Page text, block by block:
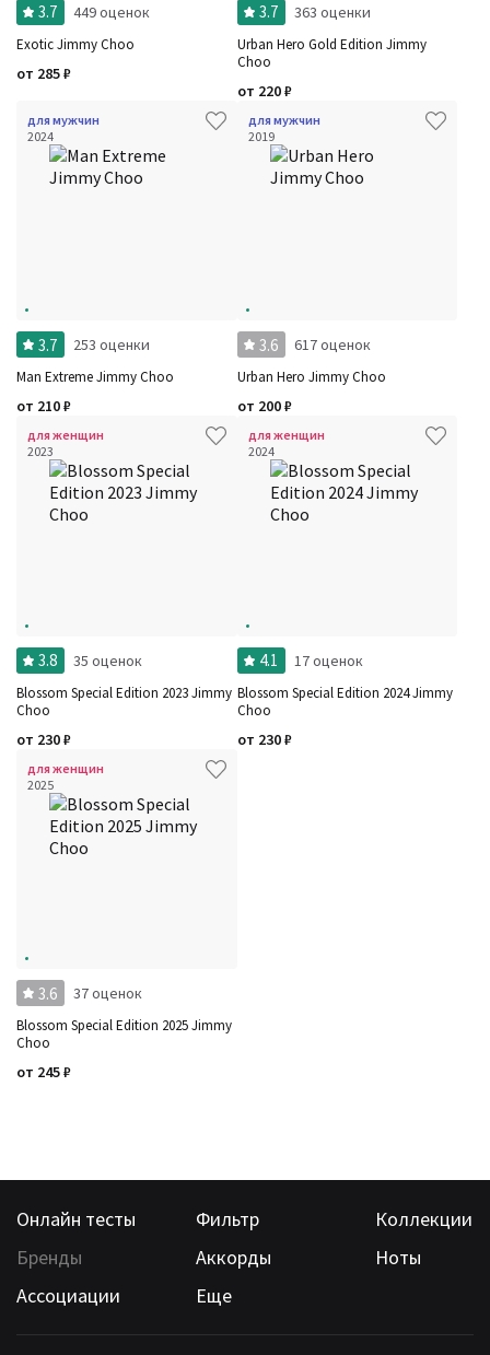
3.7 449 оценок
Exotic Jimmy Choo
от 285₽
3.7 363 оценки
Urban Hero Gold Edition Jimmy
Choo
от 220₽
для мужчин
2024
3.7 253 оценки
Man Extreme Jimmy Choo
от 210₽
для мужчин
2019
3.6 617 оценок
Urban Hero Jimmy Choo
от 200₽
для женщин
2023
3.8 35 оценок
Blossom Special Edition 2023 Jimmy
Choo
от 230₽
для женщин
2024
4.1 17 оценок
Blossom Special Edition 2024 Jimmy
Choo
от 230₽
для женщин
2025
3.6 37 оценок
Blossom Special Edition 2025 Jimmy
Choo
от 245₽
Онлайн тесты Фильтр
Коллекции
Бренды
Аккорды
Ноты
Ассоциации
Еще